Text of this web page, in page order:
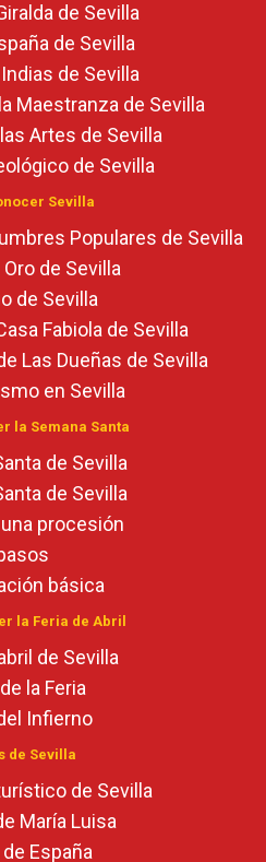
de Sevilla
de Sevilla
de Sevilla
Maestranza de Sevilla
Artes de Sevilla
de Sevilla
Sevilla
Populares de Sevilla
de Sevilla
de Sevilla
Fabiola de Sevilla
Las Dueñas de Sevilla
en Sevilla
la Semana Santa
de Sevilla
de Sevilla
procesión
básica
la Feria de Abril
de Sevilla
la Feria
Infierno
de Sevilla
de Sevilla
María Luisa
España